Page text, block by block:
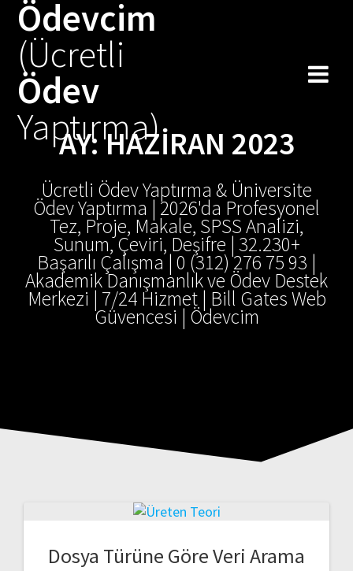
Ödevcim
(Ücretli
Ödev
Yaptırma)
AY:HAZIRAN 2023
Ücretli Ödev Yaptırma & Üniversite
Ödev Yaptırma | 2026'da Profesyonel
Tez, Proje, Makale, SPSS Analizi,
Sunum, Çeviri, Deşifre | 32.230+
Başarılı Çalışma | 0 (312) 276 75 93 |
Akademik Danışmanlık ve Ödev Destek
Merkezi | 7/24 Hizmet | Bill Gates Web
Güvencesi | Ödevcim
Dosya Türüne Göre Veri Arama